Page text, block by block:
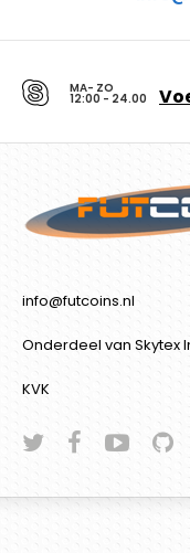
MA- ZO
12:00 - 24.00
info@futcoins.nl
Onderdeel van Skytex
KVK